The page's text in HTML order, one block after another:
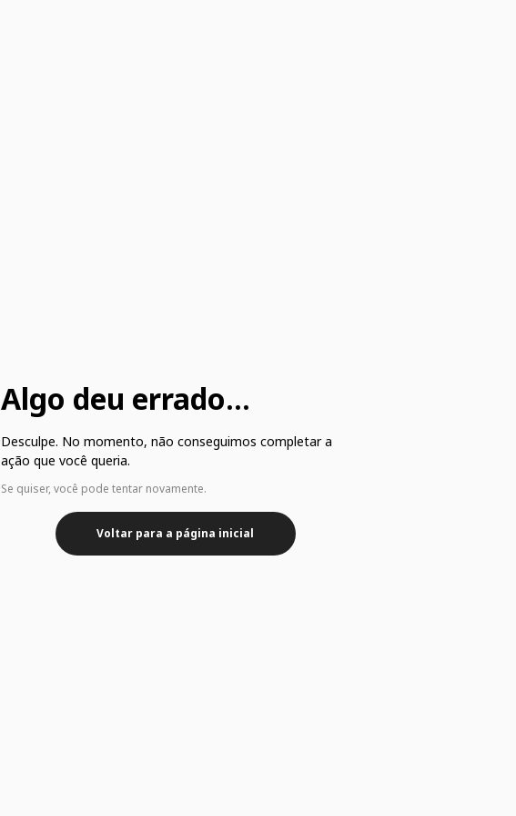
Algo deu errado...
Desculpe. No momento, não conseguimos completar a
ação que você queria.
Se quiser, você pode tentar novamente.
Voltar para a página inicial